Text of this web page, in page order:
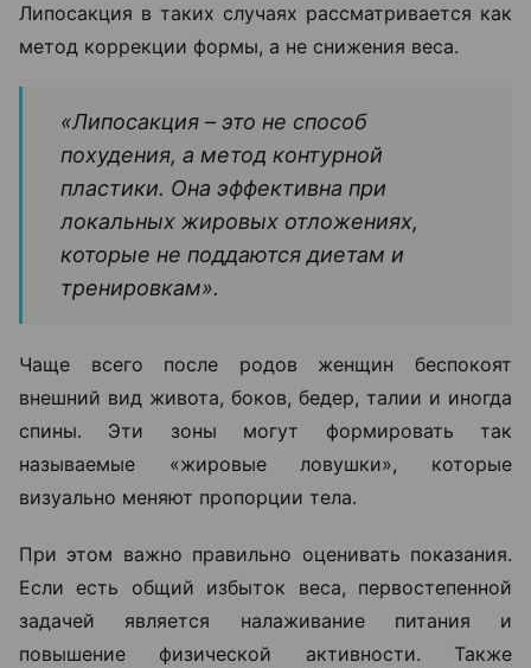
Липосакция в таких случаях рассматривается как
метод коррекции формы, а не снижения веса.
«Липосакция – это не способ
похудения, а метод контурной
пластики. Она эффективна при
локальных жировых отложениях,
которые не поддаются диетам и
тренировкам».
Чаще всего после родов женщин беспокоят
внешний вид живота, боков, бедер, талии и иногда
спины. Эти зоны могут формировать так
называемые «жировые ловушки», которые
визуально меняют пропорции тела.
При этом важно правильно оценивать показания.
Если есть общий избыток веса, первостепенной
задачей является налаживание питания и
повышение физической активности. Также